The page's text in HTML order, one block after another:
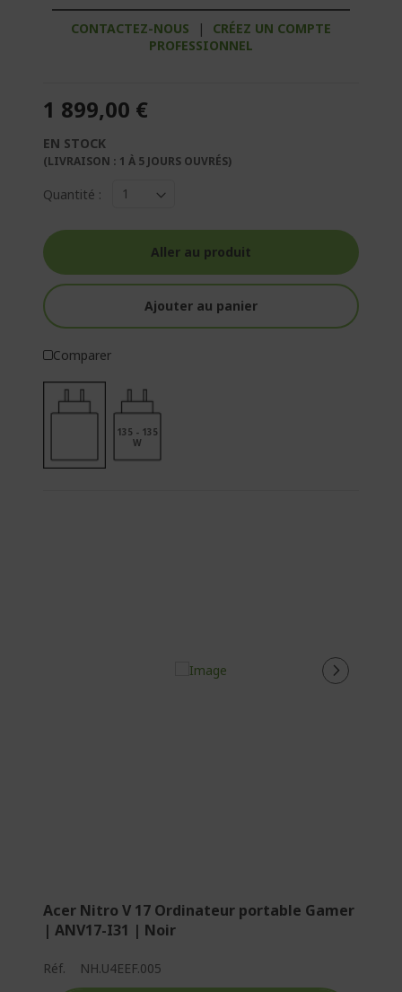
CONTACTEZ-NOUS |
CRÉEZ UN COMPTE
PROFESSIONNEL
1 899,00 €
EN STOCK
(LIVRAISON : 1 À 5 JOURS OUVRÉS)
Quantité :
Aller au produit
Ajouter au panier
Comparer
135 - 135
W
Acer Nitro V 17 Ordinateur portable Gamer
| ANV17-I31 | Noir
Réf. NH.U4EEF.005